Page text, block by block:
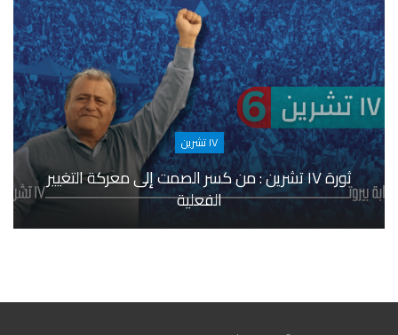
١٧ تشرين
ثورة ١٧ تشرين : من كسر الصمت إلى معركة التغيير
الفعلية